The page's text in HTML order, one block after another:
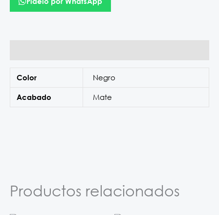
Color Negro
Acabado Mate
Productos relacionados